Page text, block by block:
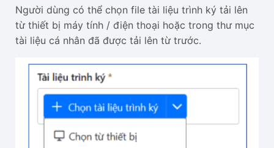
Người dùng có thể chọn file tài liệu trình ký tải lên
từ thiết bị máy tính / điện thoại hoặc trong thư mục
tài liệu cá nhân đã được tải lên từ trước.